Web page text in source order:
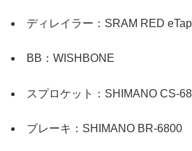
ディレイラー：SRAM RED eTap
BB：WISHBONE
スプロケット：SHIMANO CS-
ブレーキ：SHIMANO BR-6800